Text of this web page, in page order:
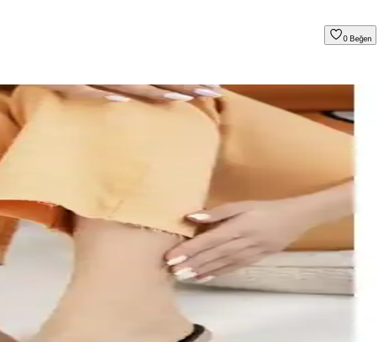
0 Beğen
kullanım için ideal, hafif ve pratik bir seçenektir.
Uzun ömürlü ve şık ürünlerle sevdiğinize değer gösterin.
yüzeyi ve ortopedik tabanıyla günlük kullanım için mükemmel bir seçenek.
çeker. Kolay temizlenebilir ve güvenli uyum sunar.
ve estetiği bir arada sunar.